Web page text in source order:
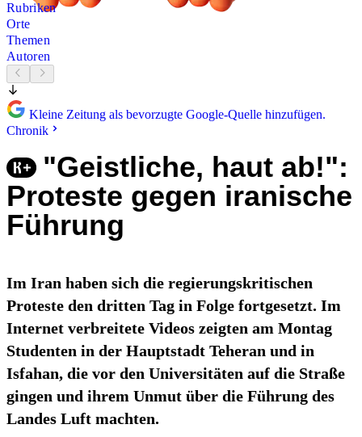
Rubriken
Orte
Themen
Autoren
Kleine Zeitung als bevorzugte Google-Quelle hinzufügen.
Chronik
"Geistliche, haut ab!":
Proteste gegen iranische
Führung
Im Iran haben sich die regierungskritischen
Proteste den dritten Tag in Folge fortgesetzt. Im
Internet verbreitete Videos zeigten am Montag
Studenten in der Hauptstadt Teheran und in
Isfahan, die vor den Universitäten auf die Straße
gingen und ihrem Unmut über die Führung des
Landes Luft machten.